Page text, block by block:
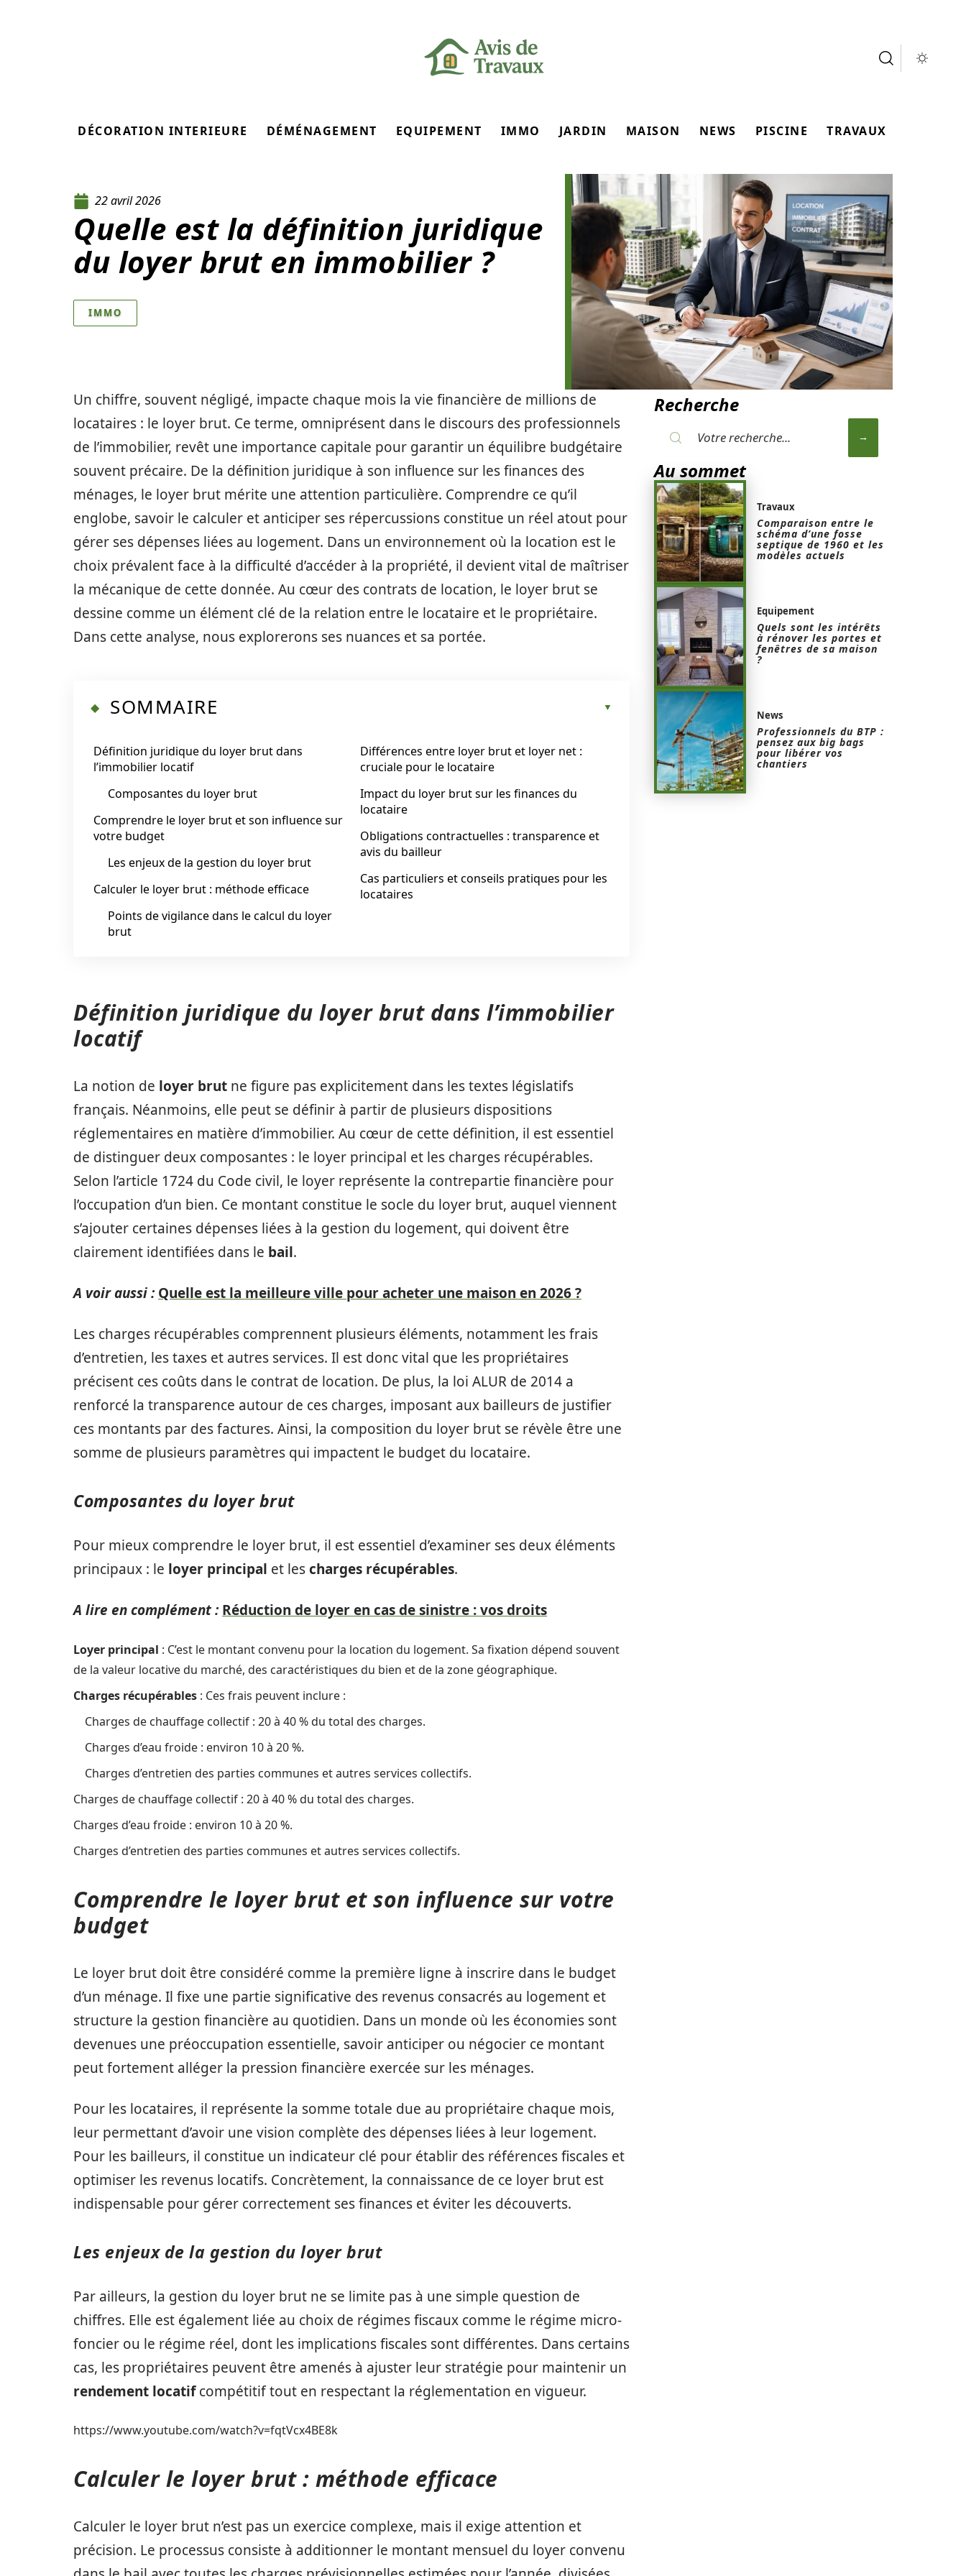
DÉCORATION INTERIEURE DÉMÉNAGEMENT EQUIPEMENT IMMO JARDIN MAISON NEWS PISCINE TRAVAUX
22 avril 2026
Quelle est la définition juridique
du loyer brut en immobilier ?
IMMO
Un chiffre, souvent négligé, impacte chaque mois la vie financière de millions de
locataires : le loyer brut. Ce terme, omniprésent dans le discours des professionnels
de l’immobilier, revêt une importance capitale pour garantir un équilibre budgétaire
souvent précaire. De la définition juridique à son influence sur les finances des
ménages, le loyer brut mérite une attention particulière. Comprendre ce qu’il
englobe, savoir le calculer et anticiper ses répercussions constitue un réel atout pour
gérer ses dépenses liées au logement. Dans un environnement où la location est le
choix prévalent face à la difficulté d’accéder à la propriété, il devient vital de maîtriser
la mécanique de cette donnée. Au cœur des contrats de location, le loyer brut se
dessine comme un élément clé de la relation entre le locataire et le propriétaire.
Dans cette analyse, nous explorerons ses nuances et sa portée.
SOMMAIRE
Définition juridique du loyer brut dans
l’immobilier locatif
Composantes du loyer brut
Comprendre le loyer brut et son influence sur
votre budget
Les enjeux de la gestion du loyer brut
Calculer le loyer brut : méthode efficace
Points de vigilance dans le calcul du loyer
brut
Différences entre loyer brut et loyer net :
cruciale pour le locataire
Impact du loyer brut sur les finances du
locataire
Obligations contractuelles : transparence et
avis du bailleur
Cas particuliers et conseils pratiques pour les
locataires
Définition juridique du loyer brut dans l’immobilier
locatif
La notion de loyer brut ne figure pas explicitement dans les textes législatifs
français. Néanmoins, elle peut se définir à partir de plusieurs dispositions
réglementaires en matière d’immobilier. Au cœur de cette définition, il est essentiel
de distinguer deux composantes : le loyer principal et les charges récupérables.
Selon l’article 1724 du Code civil, le loyer représente la contrepartie financière pour
l’occupation d’un bien. Ce montant constitue le socle du loyer brut, auquel viennent
s’ajouter certaines dépenses liées à la gestion du logement, qui doivent être
clairement identifiées dans le bail.
A voir aussi : Quelle est la meilleure ville pour acheter une maison en 2026 ?
Les charges récupérables comprennent plusieurs éléments, notamment les frais
d’entretien, les taxes et autres services. Il est donc vital que les propriétaires
précisent ces coûts dans le contrat de location. De plus, la loi ALUR de 2014 a
renforcé la transparence autour de ces charges, imposant aux bailleurs de justifier
ces montants par des factures. Ainsi, la composition du loyer brut se révèle être une
somme de plusieurs paramètres qui impactent le budget du locataire.
Composantes du loyer brut
Pour mieux comprendre le loyer brut, il est essentiel d’examiner ses deux éléments
principaux : le loyer principal et lescharges récupérables.
A lire en complément : Réduction de loyer en cas de sinistre : vos droits
Loyer principal : C’est le montant convenu pour la location du logement. Sa fixation dépend souvent
de la valeur locative du marché, des caractéristiques du bien et de la zone géographique.
Charges récupérables : Ces frais peuvent inclure :
Charges de chauffage collectif : 20 à 40 % du total des charges.
Charges d’eau froide : environ 10 à 20 %.
Charges d’entretien des parties communes et autres services collectifs.
Charges de chauffage collectif : 20 à 40 % du total des charges.
Charges d’eau froide : environ 10 à 20 %.
Charges d’entretien des parties communes et autres services collectifs.
Comprendre le loyer brut et son influence sur votre
budget
Le loyer brut doit être considéré comme la première ligne à inscrire dans le budget
d’un ménage. Il fixe une partie significative des revenus consacrés au logement et
structure la gestion financière au quotidien. Dans un monde où les économies sont
devenues une préoccupation essentielle, savoir anticiper ou négocier ce montant
peut fortement alléger la pression financière exercée sur les ménages.
Pour les locataires, il représente la somme totale due au propriétaire chaque mois,
leur permettant d’avoir une vision complète des dépenses liées à leur logement.
Pour les bailleurs, il constitue un indicateur clé pour établir des références fiscales et
optimiser les revenus locatifs. Concrètement, la connaissance de ce loyer brut est
indispensable pour gérer correctement ses finances et éviter les découverts.
Les enjeux de la gestion du loyer brut
Par ailleurs, la gestion du loyer brut ne se limite pas à une simple question de
chiffres. Elle est également liée au choix de régimes fiscaux comme le régime micro-
foncier ou le régime réel, dont les implications fiscales sont différentes. Dans certains
cas, les propriétaires peuvent être amenés à ajuster leur stratégie pour maintenir un
rendement locatifcompétitif tout en respectant la réglementation en vigueur.
https://www.youtube.com/watch?v=fqtVcx4BE8k
Calculer le loyer brut : méthode efficace
Calculer le loyer brut n’est pas un exercice complexe, mais il exige attention et
précision. Le processus consiste à additionner le montant mensuel du loyer convenu
Recherche
Au sommet
Travaux
Comparaison entre le
schéma d’une fosse
septique de 1960 et les
modèles actuels
Equipement
Quels sont les intérêts
à rénover les portes et
fenêtres de sa maison
?
News
Professionnels du BTP :
pensez aux big bags
pour libérer vos
chantiers